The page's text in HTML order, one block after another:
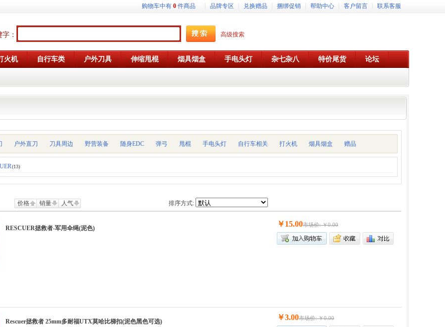
购物车中有 0 件商品 品牌专区 兑换赠品 捆绑促销 帮助中心 客户留言 联系客服
： 高级搜索
火机 自行车类 户外刀具 伸缩甩棍 烟具烟盒 手电头灯 杂七杂八 特价尾货 论坛
户外直刀 刀具周边 野营装备 随身EDC 弹弓 甩棍 手电头灯 自行车相关 打火机 烟具烟盒 赠品
(13)
价格
销量 人气 排序方式:
RESCUER拯救者-军用伞绳(泥色) ￥15.00市场价: ￥0.00
Rescuer拯救者 25mm多耐福UTX莫哈比梯扣(泥色黑色可选) ￥3.00市场价: ￥0.00